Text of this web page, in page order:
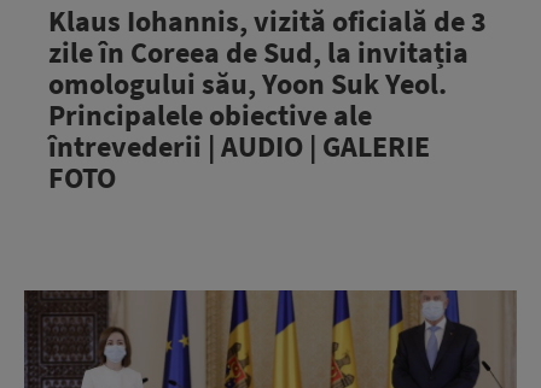
Klaus Iohannis, vizită oficială de 3
zile în Coreea de Sud, la invitația
omologului său, Yoon Suk Yeol.
Principalele obiective ale
întrevederii | AUDIO | GALERIE
FOTO